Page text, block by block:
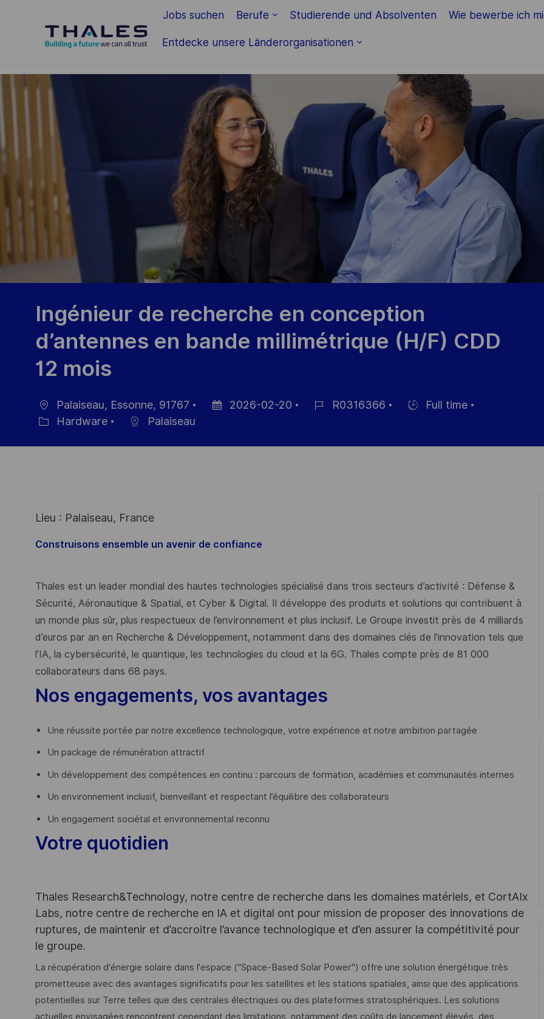
Jobs suchen Berufe Studierende und Absolventen Wie bewerbe ich
Entdecke unsere Länderorganisationen
-
Ingénieur de recherche en conception
d’antennes en bande millimétrique (H/F) CDD
12 mois
Ort
Palaiseau, Essonne, 91767
Veröffentlichung
2026-02-20
R0316366
Full time
Hardware Palaiseau
Lieu : Palaiseau, France
Construisons ensemble un avenir de confiance
Thales est un leader mondial des hautes technologies spécialisé dans trois secteurs d’activité : Défense &
Sécurité, Aéronautique & Spatial, et Cyber & Digital. Il développe des produits et solutions qui contribuent à
un monde plus sûr, plus respectueux de l’environnement et plus inclusif. Le Groupe investit près de 4 milliards
d’euros par an en Recherche & Développement, notamment dans des domaines clés de l’innovation tels que
l’IA, la cybersécurité, le quantique, les technologies du cloud et la 6G. Thales compte près de 81 000
collaborateurs dans 68 pays.
Nos engagements, vos avantages
Une réussite portée par notre excellence technologique, votre expérience et notre ambition partagée
Un package de rémunération attractif
Un développement des compétences en continu : parcours de formation, académies et communautés internes
Un environnement inclusif, bienveillant et respectant l’équilibre des collaborateurs
Un engagement sociétal et environnemental reconnu
Votre quotidien
Thales Research&Technology, notre centre de recherche dans les domaines matériels, et CortAIx
Labs, notre centre de recherche en IA et digital ont pour mission de proposer des innovations de
ruptures, de maintenir et d’accroitre l’avance technologique et d’en assurer la compétitivité pour
le groupe.
La récupération d'énergie solaire dans l'espace ("Space-Based Solar Power") offre une solution énergétique très
prometteuse avec des avantages significatifs pour les satellites et les stations spatiales, ainsi que des applications
potentielles sur Terre telles que des centrales électriques ou des plateformes stratosphériques. Les solutions
actuelles envisagées rencontrent cependant des limitations, notamment des coûts de lancement élevés, des